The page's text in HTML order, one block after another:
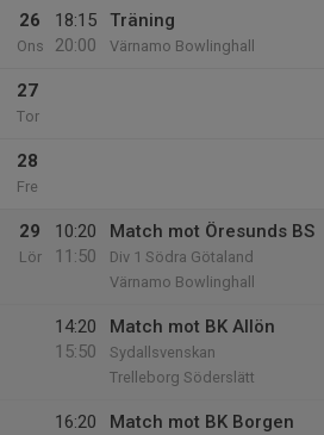
26
Ons
18:15
20:00
Träning
Värnamo Bowlinghall
27
Tor
28
Fre
29
Lör
10:20
11:50
Match mot Öresunds BS
Div 1 Södra Götaland
Värnamo Bowlinghall
14:20
15:50
Match mot BK Allön
Sydallsvenskan
Trelleborg Söderslätt
16:20
Match mot BK Borgen